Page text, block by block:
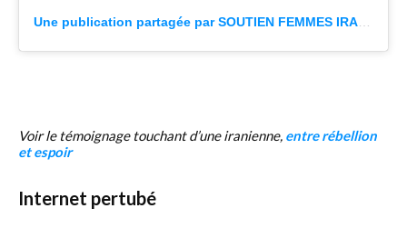
Une publication partagée par SOUTIEN FEMMES IRAN (@soutienfemmesiran)
Voir le témoignage touchant d’une iranienne, entre rébellion
et espoir
Internet pertubé